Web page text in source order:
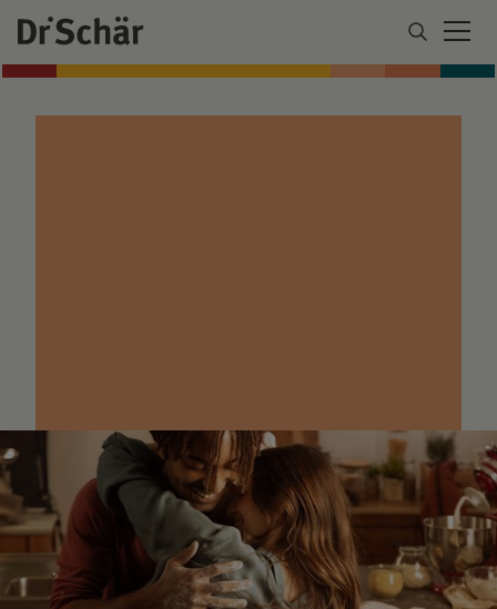
CUANDO
NUTRICIÓN Y
SABOR VAN DE
LA MANO